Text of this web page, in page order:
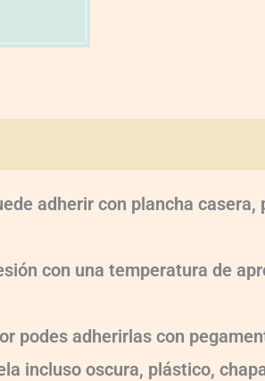
adherir con plancha
con una temperatura de
podes adherirlas con
incluso oscura, plástico,